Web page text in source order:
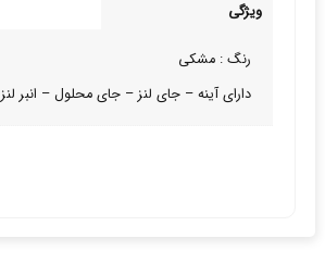
ویژگی
رنگ : مشکی
دارای آینه – جای لنز – جای محلول – انبر لنز